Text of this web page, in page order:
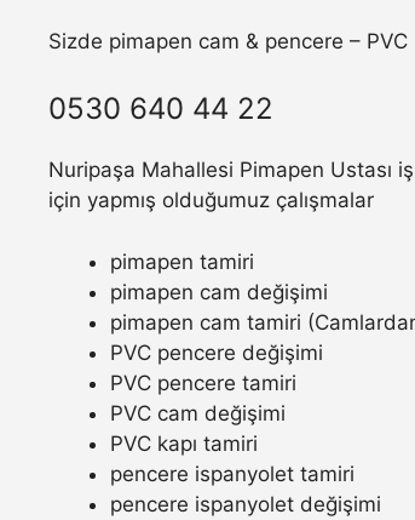
Sizde pimapen cam & pencere – PVC
0530 640 44 22
Nuripaşa Mahallesi Pimapen Ustası
için yapmış olduğumuz çalışmalar
pimapen tamiri
pimapen cam değişimi
pimapen cam tamiri
PVC pencere değişimi
PVC pencere tamiri
PVC cam değişimi
PVC kapı tamiri
pencere ispanyolet tamiri
pencere ispanyolet değişimi